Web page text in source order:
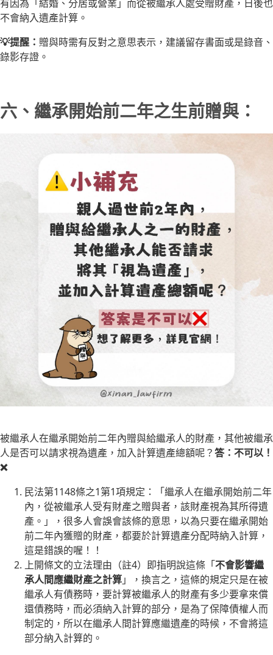
有因為「結婚、分居或營業」而從被繼承人處受贈財產，日後也
不會納入遺產計算。
💡提醒： 贈與時需有反對之意思表示，建議留存書面或是錄音、
錄影存證。
六、繼承開始前二年之生前贈與：
被繼承人在繼承開始前二年內贈與給繼承人的財產，其他被繼承
人是否可以請求視為遺產，加入計算遺產總額呢？答：不可以！
❌
民法第1148條之1第1項規定：「繼承人在繼承開始前二年
內，從被繼承人受有財產之贈與者，該財產視為其所得遺
產。」，很多人會誤會該條的意思，以為只要在繼承開始
前二年內獲贈的財產，都要於計算遺產分配時納入計算，
這是錯誤的喔！！
上開條文的立法理由（註4）即指明說這條「不會影響繼
承人間應繼財產之計算」，換言之，這條的規定只是在被
繼承人有債務時，要計算被繼承人的財產有多少要拿來償
還債務時，而必須納入計算的部分，是為了保障債權人而
制定的，所以在繼承人間計算應繼遺產的時候，不會將這
部分納入計算的。